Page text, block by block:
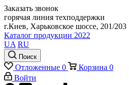
Заказать звонок
горячая линия техподдержки
г.Киев, Харьковское шоссе, 201/203
Каталог продукции 2022
UA RU
Поиск
Отложенные 0 Корзина 0
Войти